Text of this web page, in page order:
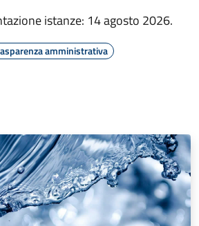
istanze: 14 agosto 2026.
amministrativa